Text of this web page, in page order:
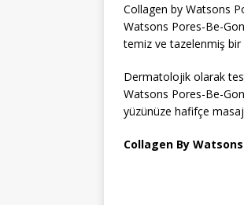
Collagen by Watsons
Watsons Pores-Be-
temiz ve tazelenmiş bir
Dermatolojik olarak
Watsons Pores-Be-
yüzünüze hafifçe masaj
Collagen By